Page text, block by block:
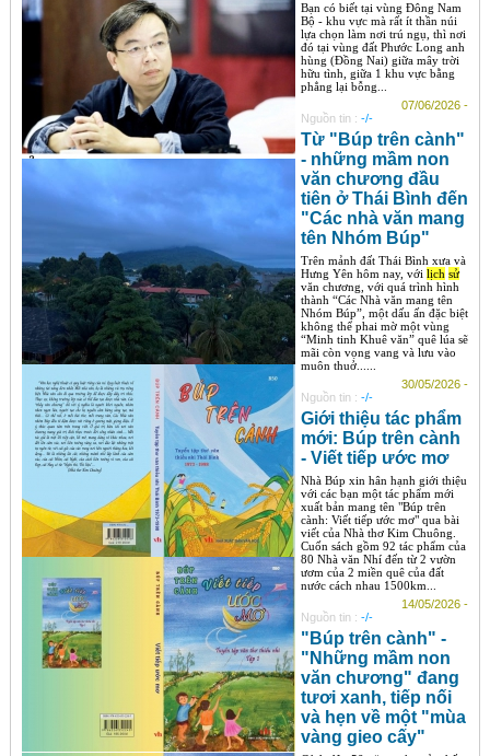
Bạn có biết tại vùng Đông Nam
Bộ - khu vực mà rất ít thần núi
lựa chọn làm nơi trú ngụ, thì nơi
đó tại vùng đất Phước Long anh
hùng (Đồng Nai) giữa mây trời
hữu tình, giữa 1 khu vực bằng
phẳng lại bỗng...
07/06/2026 -
Nguồn tin : -/-
Từ "Búp trên cành"
- những mầm non
văn chương đầu
tiên ở Thái Bình đến
"Các nhà văn mang
tên Nhóm Búp"
Trên mảnh đất Thái Bình xưa và
Hưng Yên hôm nay, với lịch sử
văn chương, với quá trình hình
thành “Các Nhà văn mang tên
Nhóm Búp”, một dấu ấn đặc biệt
không thể phai mờ một vùng
“Minh tinh Khuê văn” quê lúa sẽ
mãi còn vọng vang và lưu vào
muôn thuở......
30/05/2026 -
Nguồn tin : -/-
Giới thiệu tác phẩm
mới: Búp trên cành
- Viết tiếp ước mơ
Nhà Búp xin hân hạnh giới thiệu
với các bạn một tác phẩm mới
xuất bản mang tên "Búp trên
cành: Viết tiếp ước mơ" qua bài
viết của Nhà thơ Kim Chuông.
Cuốn sách gồm 92 tác phẩm của
80 Nhà văn Nhí đến từ 2 vườn
ươm của 2 miền quê của đất
nước cách nhau 1500km...
14/05/2026 -
Nguồn tin : -/-
"Búp trên cành" -
"Những mầm non
văn chương" đang
tươi xanh, tiếp nối
và hẹn về một "mùa
vàng gieo cấy"